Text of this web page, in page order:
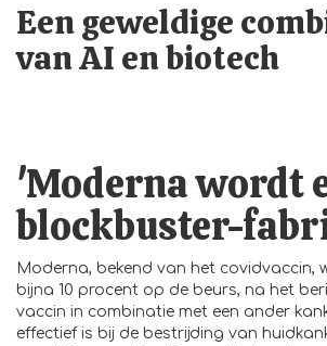
Een geweldige
van AI en biotech
'Moderna wordt
blockbuster-
Moderna, bekend van het covidvaccin,
bijna 10 procent op de beurs, na het
vaccin in combinatie met een ander
effectief is bij de bestrijding van